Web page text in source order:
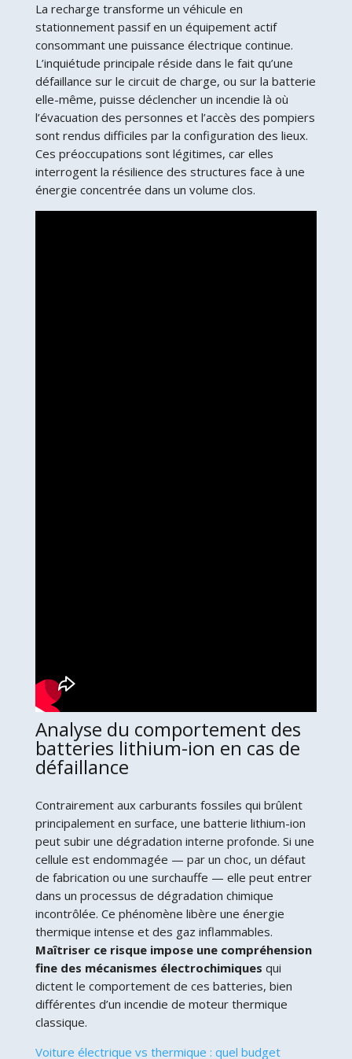
La recharge transforme un véhicule en
stationnement passif en un équipement actif
consommant une puissance électrique continue.
L’inquiétude principale réside dans le fait qu’une
défaillance sur le circuit de charge, ou sur la batterie
elle-même, puisse déclencher un incendie là où
l’évacuation des personnes et l’accès des pompiers
sont rendus difficiles par la configuration des lieux.
Ces préoccupations sont légitimes, car elles
interrogent la résilience des structures face à une
énergie concentrée dans un volume clos.
Analyse du comportement des
batteries lithium-ion en cas de
défaillance
Contrairement aux carburants fossiles qui brûlent
principalement en surface, une batterie lithium-ion
peut subir une dégradation interne profonde. Si une
cellule est endommagée — par un choc, un défaut
de fabrication ou une surchauffe — elle peut entrer
dans un processus de dégradation chimique
incontrôlée. Ce phénomène libère une énergie
thermique intense et des gaz inflammables.
Maîtriser ce risque impose une compréhension
fine des mécanismes électrochimiques qui
dictent le comportement de ces batteries, bien
différentes d’un incendie de moteur thermique
classique.
Voiture électrique vs thermique : quel budget